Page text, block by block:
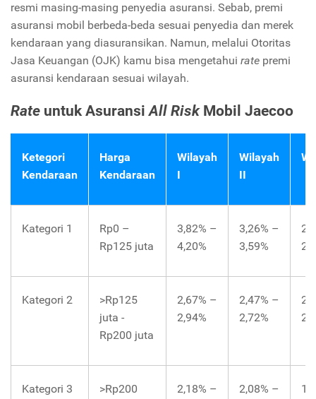
resmi masing-masing penyedia asuransi. Sebab, premi
asuransi mobil berbeda-beda sesuai penyedia dan merek
kendaraan yang diasuransikan. Namun, melalui Otoritas
Jasa Keuangan (OJK) kamu bisa mengetahui rate premi
asuransi kendaraan sesuai wilayah.
Rate untuk AsuransiAll Risk Mobil Jaecoo
Ketegori
Kendaraan
Harga
Kendaraan
Wilayah
I
Wilayah
II
Kategori 1
Rp0 –
Rp125 juta
3,82% –
4,20%
3,26% –
3,59%
Kategori 2
>Rp125
juta -
Rp200 juta
2,67% –
2,94%
2,47% –
2,72%
Kategori 3
>Rp200
2,18% –
2,08% –